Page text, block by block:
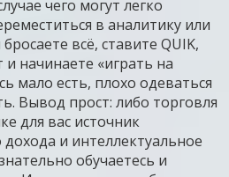
чего могут легко
в аналитику или
всё, ставите QUIK,
начинаете «играть на
мало есть, плохо одеваться
Вывод прост: либо торговля
для вас источник
и интеллектуальное
обучаетесь и